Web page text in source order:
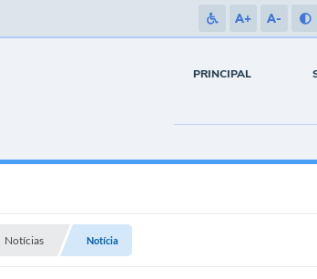
A+ A-
PRINCIPAL
Notícias Notícia